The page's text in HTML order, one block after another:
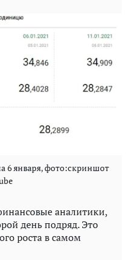
6 января, фото:скриншот
аналитики,
день подряд. Это
роста в самом